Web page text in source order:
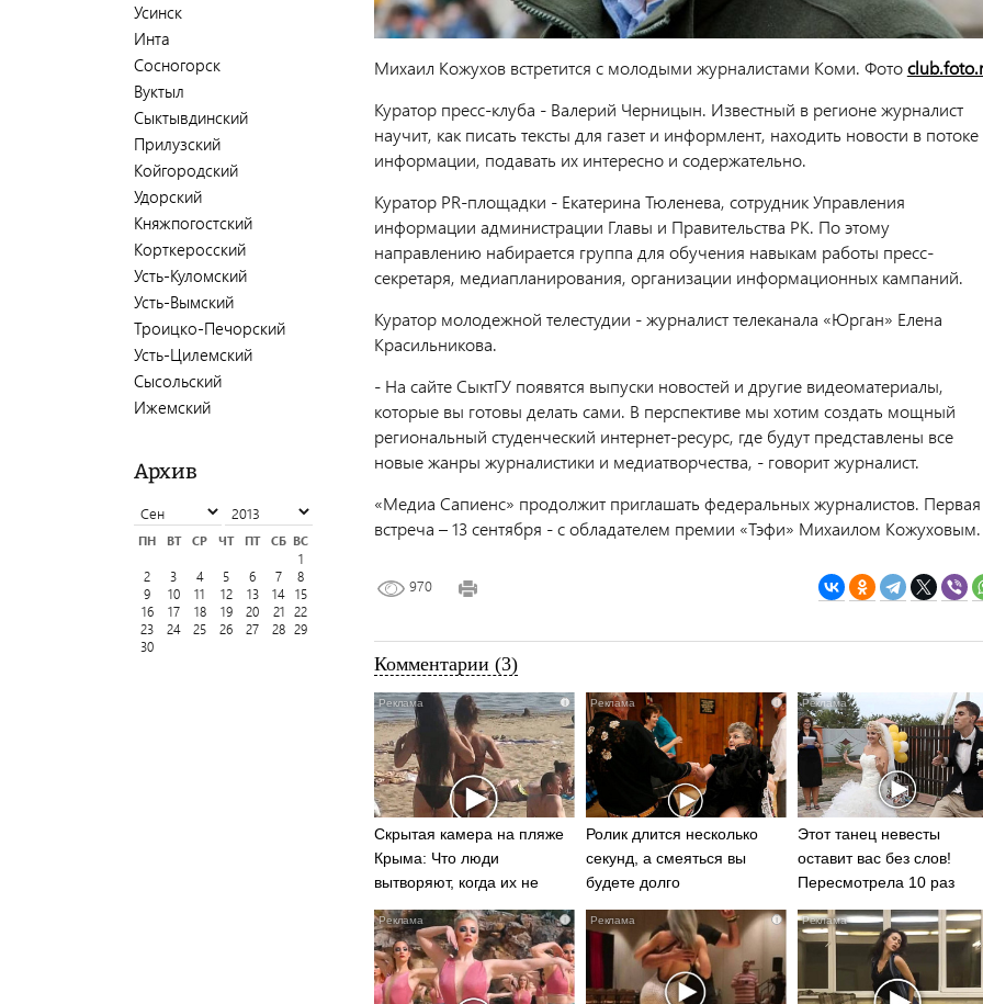
Усинск
Инта
Сосногорск
Вуктыл
Сыктывдинский
Прилузский
Койгородский
Удорский
Княжпогостский
Корткеросский
Усть-Куломский
Усть-Вымский
Троицко-Печорский
Усть-Цилемский
Сысольский
Ижемский
Архив
ПН ВТ СР ЧТ ПТ СБ ВС
1
2
3 4 5 6 7
8
9
10 11 12 13 14 15
16
17 18 19 20 21 22
23
24 25 26 27 28 29
30
Михаил Кожухов встретится с молодыми журналистами Коми. Фото
Куратор пресс-клуба - Валерий Черницын. Известный в регионе журналист
научит, как писать тексты для газет и информлент, находить новости в потоке
информации, подавать их интересно и содержательно.
Куратор PR-площадки - Екатерина Тюленева, сотрудник Управления
информации администрации Главы и Правительства РК. По этому
направлению набирается группа для обучения навыкам работы пресс-
секретаря, медиапланирования, организации информационных кампаний.
Куратор молодежной телестудии - журналист телеканала «Юрган» Елена
Красильникова.
- На сайте СыктГУ появятся выпуски новостей и другие видеоматериалы,
которые вы готовы делать сами. В перспективе мы хотим создать мощный
региональный студенческий интернет-ресурс, где будут представлены все
новые жанры журналистики и медиатворчества, - говорит журналист.
«Медиа Сапиенс» продолжит приглашать федеральных журналистов. Первая
встреча – 13 сентября - с обладателем премии «Тэфи» Михаилом Кожуховым.
970
Комментарии (3)
i
Скрытая камера на пляже
Крыма: Что люди
вытворяют, когда их не
видят...
i
Ролик длится несколько
секунд, а смеяться вы
будете долго
Этот танец невесты
оставит вас без слов!
Пересмотрела 10 раз
i i